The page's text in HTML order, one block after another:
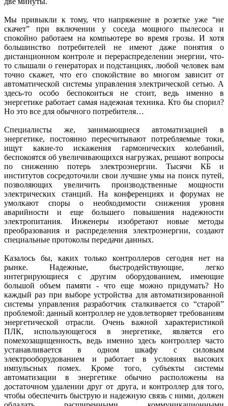
Мы привыкли к тому, что напряжение в розетке уже “не
скачет” при включении у соседа мощного пылесоса и
спокойно работаем на компьютере во время грозы. И хотя
большинство потребителей не имеют даже понятия о
дистанционном контроле и перераспределении энергии, что-
то слышали о генераторах и подстанциях, любой человек вам
точно скажет, что его спокойствие во многом зависит от
автоматической системы управления электрической сетью. А
здесь-то особо беспокоиться не стоит, ведь именно в
энергетике работает самая надежная техника. Кто бы спорил?
Но это все для обычного потребителя…
Специалисты же, занимающиеся автоматизацией в
энергетике, постоянно пересчитывают потребляемые токи,
ищут какие-то искажения гармонических колебаний,
беспокоятся об увеличивающихся нагрузках, решают вопросы
по снижению потерь электроэнергии. Тысячи КБ и
институтов сосредоточили свои лучшие умы на поиск путей,
позволяющих увеличить производственные мощности
электрических станций. На конференциях и форумах не
умолкают споры о необходимости снижения уровня
аварийности и еще большего повышения надежности
электропитания. Инженеры изобретают новые методы
преобразования и распределения электроэнергии, создают
специальные протоколы передачи данных.
Казалось бы, каких только контроллеров сегодня нет на
рынке. Надежные, быстродействующие, легко
интегрирующиеся с другим оборудованием, имеющие
большой объем памяти - что еще можно придумать? Но
каждый раз при выборе устройства для автоматизированной
системы управления разработчик сталкивается со “старой”
проблемой: данный контроллер не удовлетворяет требованиям
энергетической отрасли. Очень важной характеристикой
ПЛК, использующегося в энергетике, является его
помехозащищенность, ведь именно здесь контроллер часто
устанавливается в одном шкафу с силовым
электрооборудованием и работает в условиях высоких
импульсных помех. Кроме того, субъекты системы
автоматизации в энергетике обычно расположены на
достаточном удалении друг от друга, и контроллер для того,
чтобы обеспечить быструю и надежную связь с ними, должен